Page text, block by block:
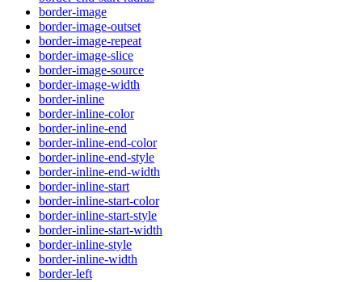
border-image
border-image-outset
border-image-repeat
border-image-slice
border-image-source
border-image-width
border-inline
border-inline-color
border-inline-end
border-inline-end-color
border-inline-end-style
border-inline-end-width
border-inline-start
border-inline-start-color
border-inline-start-style
border-inline-start-width
border-inline-style
border-inline-width
border-left